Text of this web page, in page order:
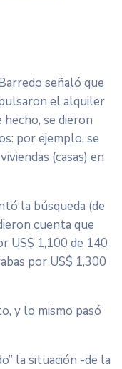
señaló que
el alquiler
se dieron
por ejemplo, se
(casas) en
la búsqueda (de
cuenta que
US$ 1,100 de 140
por US$ 1,300
y lo mismo pasó
la situación -de la